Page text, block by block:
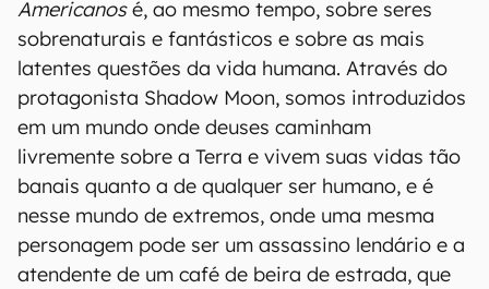
Americanosé, ao mesmo tempo, sobre seres
sobrenaturais e fantásticos e sobre as mais
latentes questões da vida humana. Através do
protagonista Shadow Moon, somos introduzidos
em um mundo onde deuses caminham
livremente sobre a Terra e vivem suas vidas tão
banais quanto a de qualquer ser humano, e é
nesse mundo de extremos, onde uma mesma
personagem pode ser um assassino lendário e a
atendente de um café de beira de estrada, que